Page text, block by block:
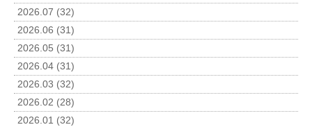
2026.07 (32)
2026.06 (31)
2026.05 (31)
2026.04 (31)
2026.03 (32)
2026.02 (28)
2026.01 (32)